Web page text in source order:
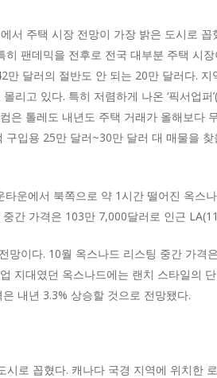
서 주택 시장 전망이 가장 밝은 도시로
팬데믹을 전후로 전국 대부분 주택 시
달러의 절반도 안 되는 20만 달러다.
고 있다. 특히 저렴하게 나온 ‘픽서업
은 톨레도 내년도 주택 거래가 올해보다
입용 25만 달러~30만 달러 대 매물을 찾
운에서 북쪽으로 약 1시간 떨어진 옥스
간 가격은 103만 7,000달러로 인근
이다. 10월 옥스나드 리스팅 중간 가격
지대였던 옥스나드에는 랜치 스타일의
내년 3.3% 상승할 것으로 전망됐다.
로 꼽혔다. 캐나다 국경 지역에 위치한